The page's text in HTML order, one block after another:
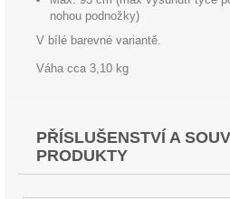
nohou podnožky)
V bílé barevné variantě.
Váha cca 3,10 kg
PŘÍSLUŠENSTVÍ A
PRODUKTY